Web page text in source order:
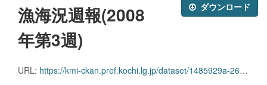
ダウンロード
漁海況週報(2008
年第3週)
URL: https://kmi-ckan.pref.kochi.lg.jp/dataset/1485929a-2625-4223-8665-751a6710eade/resource/bd475d7a-831d-4c20-9918-1e31c3f4977b/download/ryoukaikyoushuuhou2008nendai3shuu.pdf